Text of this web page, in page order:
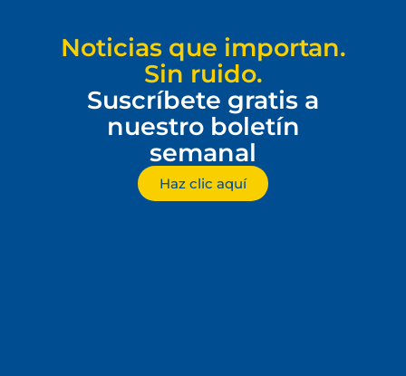
Noticias que importan.
Sin ruido.
Suscríbete gratis a
nuestro boletín
semanal
Haz clic aquí